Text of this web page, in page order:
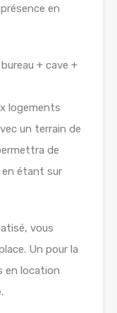
en
+ cave +
logements
un terrain de
de
étant sur
vous
Un pour la
en location